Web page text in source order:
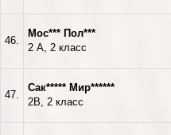
46.
Мос*** Пол***
2 А, 2 класс
47.
Сак***** Мир******
2В, 2 класс